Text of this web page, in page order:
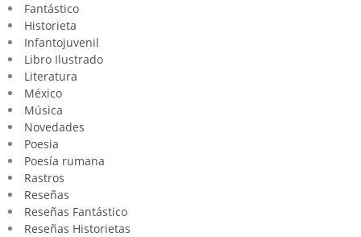
Fantástico
Historieta
Infantojuvenil
Libro Ilustrado
Literatura
México
Música
Novedades
Poesia
Poesía rumana
Rastros
Reseñas
Reseñas Fantástico
Reseñas Historietas